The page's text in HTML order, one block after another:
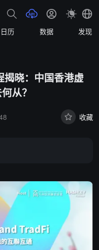
日历 数据 发现
晓：中国香港虚
从？
收藏